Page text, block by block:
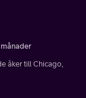
åker till Chicago,